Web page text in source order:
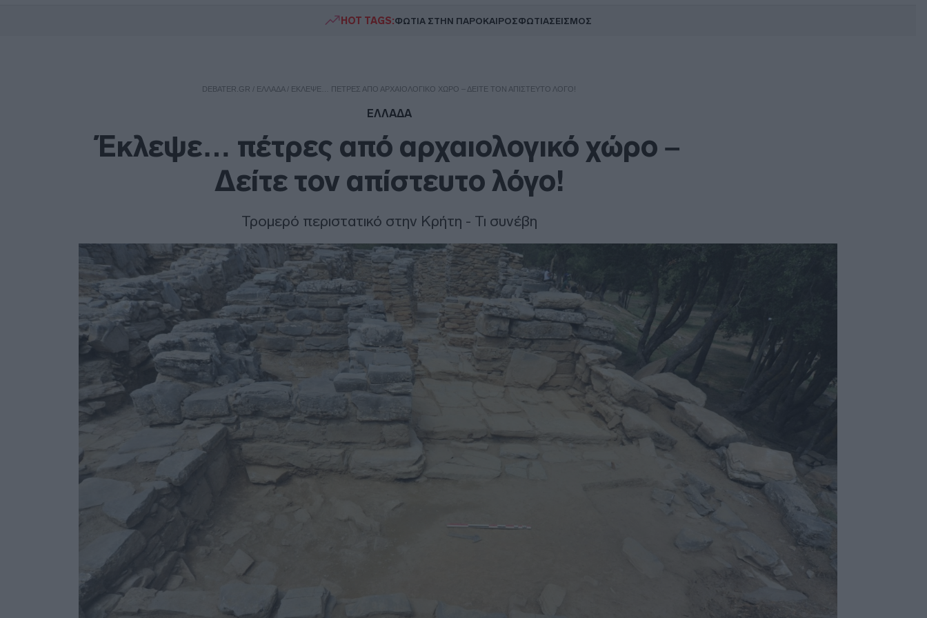
HOT TAGS:ΦΩΤΙΑ ΣΤΗΝ ΠΑΡΟΚΑΙΡΟΣΦΩΤΙΑΣΕΙΣΜΟΣ
DEBATER.GR / ΕΛΛΑΔΑ/ ΈΚΛΕΨΕ… ΠΈΤΡΕΣ ΑΠΌ ΑΡΧΑΙΟΛΟΓΙΚΌ ΧΏΡΟ – ΔΕΊΤΕ ΤΟΝ ΑΠΊΣΤΕΥΤΟ ΛΌΓΟ!
ΕΛΛΑΔΑ
Έκλεψε… πέτρες από αρχαιολογικό χώρο –
Δείτε τον απίστευτο λόγο!
Τρομερό περιστατικό στην Κρήτη - Τι συνέβη